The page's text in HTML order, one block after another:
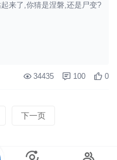
来了,你猜是涅磐,还是尸变?
34435 100 0
下一页